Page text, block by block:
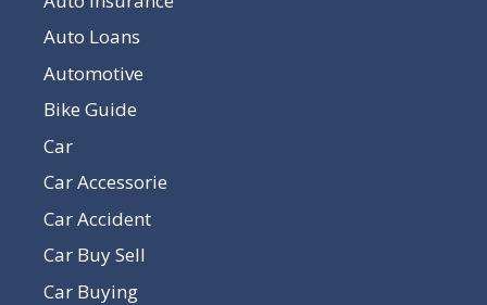
Auto Loans
Automotive
Bike Guide
Car
Car Accessorie
Car Accident
Car Buy Sell
Car Buying